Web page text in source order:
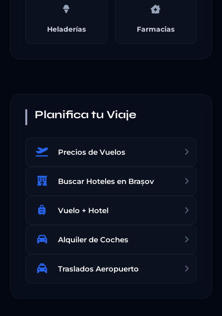
Heladerías Farmacias
Planifica tu Viaje
Precios de Vuelos
Buscar Hoteles en Brașov
Vuelo + Hotel
Alquiler de Coches
Traslados Aeropuerto